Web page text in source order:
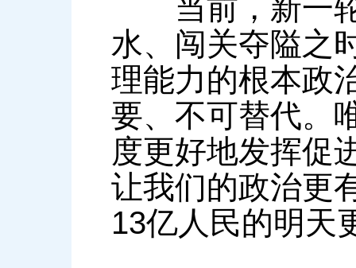
当前，新一轮
水、闯关夺隘之
理能力的根本政
要、不可替代。
度更好地发挥促
让我们的政治更
13亿人民的明天